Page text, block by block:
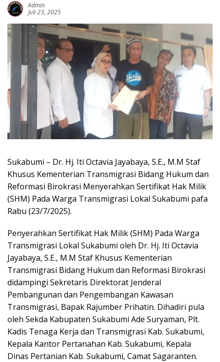
Admin
Juli 23, 2025
Sukabumi – Dr. Hj. Iti Octavia Jayabaya, S.E., Μ.Μ Staf
Khusus Kementerian Transmigrasi Bidang Hukum dan
Reformasi Birokrasi Menyerahkan Sertifikat Hak Milik
(SHM) Pada Warga Transmigrasi Lokal Sukabumi pafa
Rabu (23/7/2025).
Penyerahkan Sertifikat Hak Milik (SHM) Pada Warga
Transmigrasi Lokal Sukabumi oleh Dr. Hj. Iti Octavia
Jayabaya, S.E., Μ.Μ Staf Khusus Kementerian
Transmigrasi Bidang Hukum dan Reformasi Birokrasi
didampingi Sekretaris Direktorat Jenderal
Pembangunan dan Pengembangan Kawasan
Transmigrasi, Bapak Rajumber Prihatin. Dihadiri pula
oleh Sekda Kabupaten Sukabumi Ade Suryaman, Plt.
Kadis Tenaga Kerja dan Transmigrasi Kab. Sukabumi,
Kepala Kantor Pertanahan Kab. Sukabumi, Kepala
Dinas Pertanian Kab. Sukabumi, Camat Sagaranten.